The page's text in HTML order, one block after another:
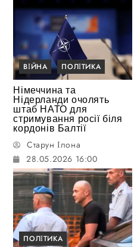
ВІЙНА ПОЛІТИКА
Німеччина та
Нідерланди очолять
штаб НАТО для
стримування росії біля
кордонів Балтії
Старун Ілона
28.05.2026 16:00
ПОЛІТИКА